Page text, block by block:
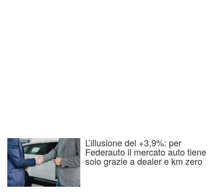
L’illusione del +3,9%: per
Federauto il mercato auto tiene
solo grazie a dealer e km zero